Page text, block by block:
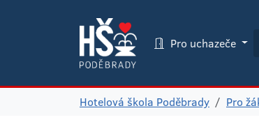
Pro uchazeče
Hotelová škola Poděbrady Pro